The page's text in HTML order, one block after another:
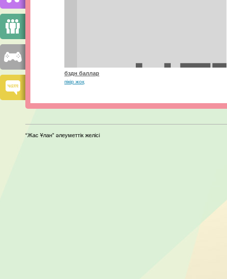
бздн баллар
пікір жоқ
“Жас Ұлан” әлеуметтік желісі